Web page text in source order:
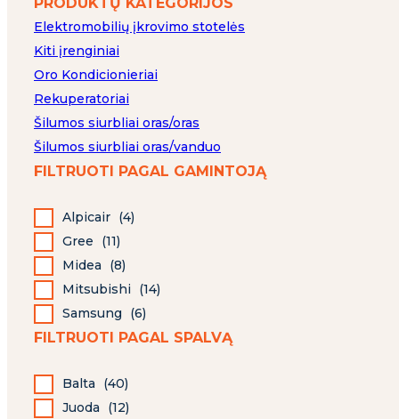
Elektromobilių įkrovimo stotelės
Kiti įrenginiai
Oro Kondicionieriai
Rekuperatoriai
Šilumos siurbliai oras/oras
Šilumos siurbliai oras/vanduo
FILTRUOTI PAGAL GAMINTOJĄ
Alpicair (4)
Gree
(11)
Midea
(8)
Mitsubishi
(14)
Samsung
(6)
FILTRUOTI PAGAL SPALVĄ
Balta (40)
Juoda
(12)